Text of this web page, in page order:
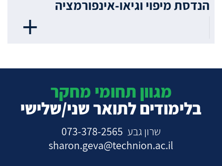
הנדסת מיפוי וגיאו-אינפורמציה
מגוון תחומי מחקר
בלימודים לתואר שני/שלישי
שרון גבע 073-378-2565
sharon.geva@technion.ac.il